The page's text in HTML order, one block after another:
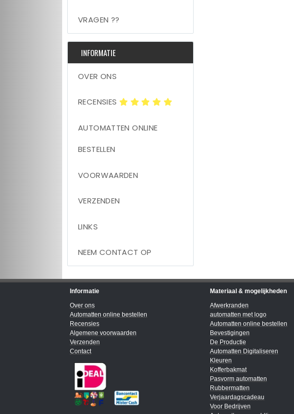
VRAGEN ??
INFORMATIE
OVER ONS
RECENSIES
AUTOMATTEN ONLINE
BESTELLEN
VOORWAARDEN
VERZENDEN
LINKS
NEEM CONTACT OP
Informatie
Over ons
Automatten online bestellen
Recensies
Algemene voorwaarden
Verzenden
Contact
Materiaal & mogelijkheden
Afwerkranden
automatten met logo
Automatten online bestellen
Bevestigingen
De Productie
Automatten Digitaliseren
Kleuren
Kofferbakmat
Pasvorm automatten
Rubbermatten
Verjaardagscadeau
Voor Bedrijven